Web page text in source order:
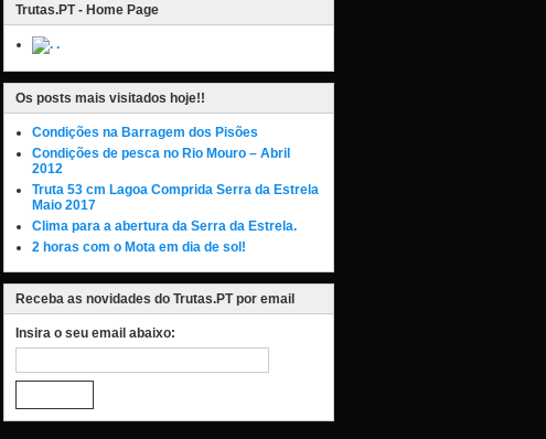
Trutas.PT - Home Page
.
Os posts mais visitados hoje!!
Condições na Barragem dos Pisões
Condições de pesca no Rio Mouro – Abril
2012
Truta 53 cm Lagoa Comprida Serra da Estrela
Maio 2017
Clima para a abertura da Serra da Estrela.
2 horas com o Mota em dia de sol!
Receba as novidades do Trutas.PT por email
Insira o seu email abaixo: